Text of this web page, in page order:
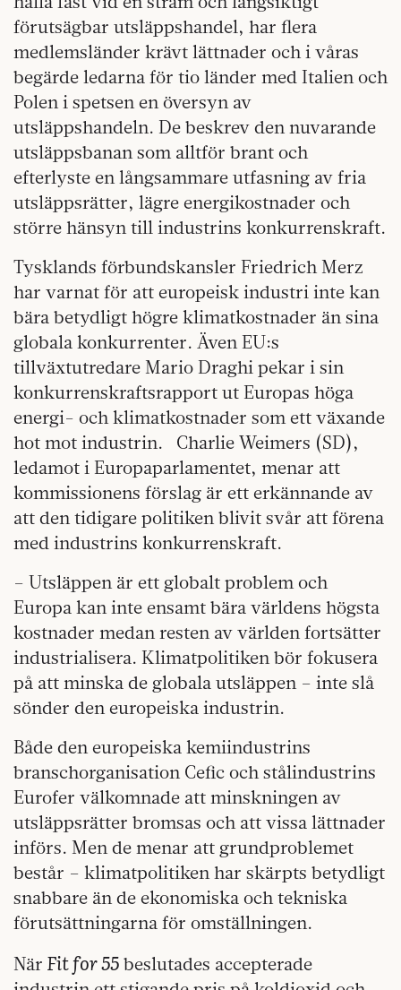
förutsägbar utsläppshandel, har flera
medlemsländer krävt lättnader och i våras
begärde ledarna för tio länder med Italien och
Polen i spetsen en översyn av
utsläppshandeln. De beskrev den nuvarande
utsläppsbanan som alltför brant och
efterlyste en långsammare utfasning av fria
utsläppsrätter, lägre energikostnader och
större hänsyn till industrins konkurrenskraft.
Tysklands förbundskansler Friedrich Merz
har varnat för att europeisk industri inte kan
bära betydligt högre klimatkostnader än sina
globala konkurrenter. Även EU:s
tillväxtutredare Mario Draghi pekar i sin
konkurrenskraftsrapport ut Europas höga
energi- och klimatkostnader som ett växande
hot mot industrin. Charlie Weimers (SD),
ledamot i Europaparlamentet, menar att
kommissionens förslag är ett erkännande av
att den tidigare politiken blivit svår att förena
med industrins konkurrenskraft.
– Utsläppen är ett globalt problem och
Europa kan inte ensamt bära världens högsta
kostnader medan resten av världen fortsätter
industrialisera. Klimatpolitiken bör fokusera
på att minska de globala utsläppen – inte slå
sönder den europeiska industrin.
Både den europeiska kemiindustrins
branschorganisation Cefic och stålindustrins
Eurofer välkomnade att minskningen av
utsläppsrätter bromsas och att vissa lättnader
införs. Men de menar att grundproblemet
består – klimatpolitiken har skärpts betydligt
snabbare än de ekonomiska och tekniska
förutsättningarna för omställningen.
När Fit for 55 beslutades accepterade